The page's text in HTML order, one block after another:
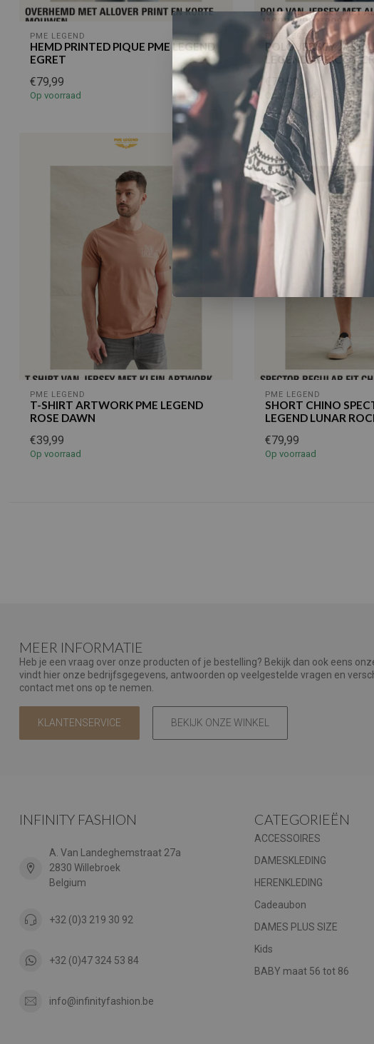
PME LEGEND
HEMD PRINTED PIQUE PME LEGEND
EGRET
€79,99
Op voorraad
PME LEGEND
POLO JERSEY
LEGEND APRICOT
€79,99
Op voorraad
PME LEGEND
T-SHIRT ARTWORK PME LEGEND
ROSE DAWN
€39,99
Op voorraad
PME LEGEND
SHORT CHINO
LEGEND LUNAR
€79,99
Op voorraad
MEER INFORMATIE
Heb je een vraag over onze producten of je bestelling? Bekijk dan ook eens
vindt hier onze bedrijfsgegevens, antwoorden op veelgestelde vragen en
contact met ons op te nemen.
KLANTENSERVICE BEKIJK ONZE WINKEL
INFINITY FASHION
A. Van Landeghemstraat 27a
2830 Willebroek
Belgium
+32 (0)3 219 30 92
+32 (0)47 324 53 84
info@infinityfashion.be
CATEGORIEËN
ACCESSOIRES
DAMESKLEDING
HERENKLEDING
Cadeaubon
DAMES PLUS SIZE
Kids
BABY maat 56 tot 86